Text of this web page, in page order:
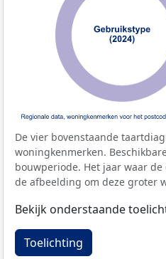
De vier bovenstaande
woningkenmerken.
bouwperiode. Het jaar waar
de afbeelding om deze groter
Bekijk onderstaande
Toelichting